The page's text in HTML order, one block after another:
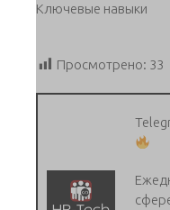
Ключевые навыки
Просмотрено: 33